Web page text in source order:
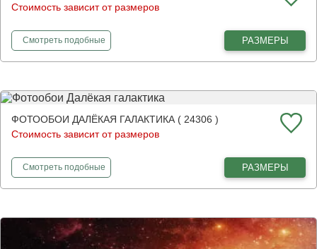
Стоимость зависит от размеров
Смотретьфотообои
подобные РАЗМЕРЫ
ФОТООБОИ ДАЛЁКАЯ ГАЛАКТИКА ( 24306 )
Стоимость зависит от размеров
Смотретьфотообои
подобные РАЗМЕРЫ